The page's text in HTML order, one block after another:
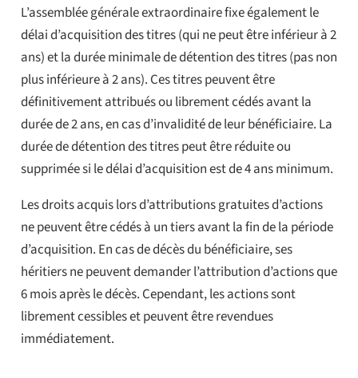
L’assemblée générale extraordinaire fixe également le
délai d’acquisition des titres (qui ne peut être inférieur à 2
ans) et la durée minimale de détention des titres (pas non
plus inférieure à 2 ans). Ces titres peuvent être
définitivement attribués ou librement cédés avant la
durée de 2 ans, en cas d’invalidité de leur bénéficiaire. La
durée de détention des titres peut être réduite ou
supprimée si le délai d’acquisition est de 4 ans minimum.
Les droits acquis lors d’attributions gratuites d’actions
ne peuvent être cédés à un tiers avant la fin de la période
d’acquisition. En cas de décès du bénéficiaire, ses
héritiers ne peuvent demander l’attribution d’actions que
6 mois après le décès. Cependant, les actions sont
librement cessibles et peuvent être revendues
immédiatement.